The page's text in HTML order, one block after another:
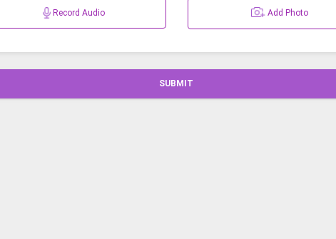
Record Audio Add Photo
SUBMIT